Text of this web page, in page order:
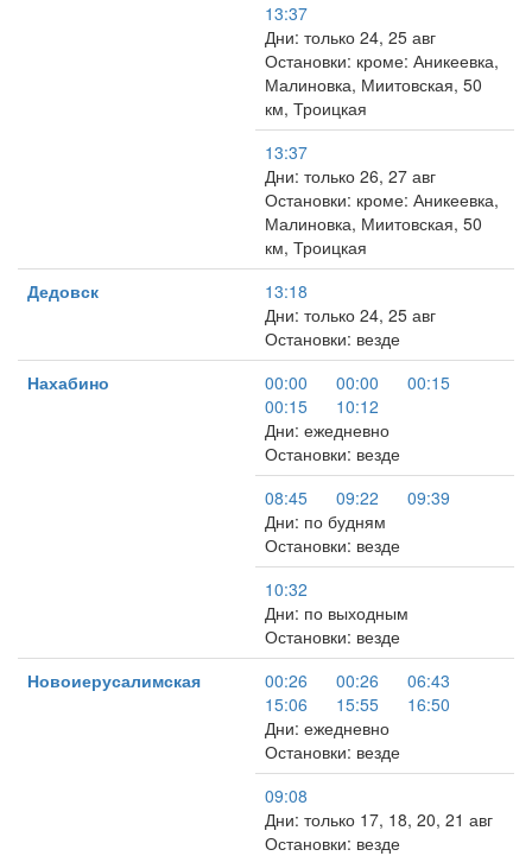
13:37
Дни: только 24, 25 авг
Остановки: кроме: Аникеевка,
Малиновка, Миитовская, 50
км, Троицкая
13:37
Дни: только 26, 27 авг
Остановки: кроме: Аникеевка,
Малиновка, Миитовская, 50
км, Троицкая
Дедовск
13:18
Дни: только 24, 25 авг
Остановки: везде
Нахабино
00:00 00:00
00:15
00:15
10:12
Дни: ежедневно
Остановки: везде
08:45
09:22
09:39
Дни: по будням
Остановки: везде
10:32
Дни: по выходным
Остановки: везде
Новоиерусалимская
00:26 00:26
06:43
15:06
15:55
16:50
Дни: ежедневно
Остановки: везде
09:08
Дни: только 17, 18, 20, 21 авг
Остановки: везде